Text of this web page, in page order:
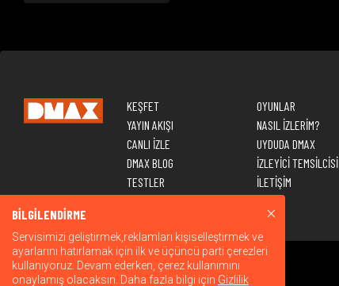
KEŞFET
YAYIN AKIŞI
CANLI İZLE
DMAX BLOG
TESTLER
OYUNLAR
NASIL İZLERİM?
UYDUDA DMAX
İZLEYİCİ TEMSİLCİSİ
İLETİŞİM
BİLGİLENDİRME
Servisimizi geliştirmek,reklamları kişiselleştirmek ve
ayarlarını hatırlamak için ilk ve üçüncü parti çerezleri
kullanıyoruz. Devam ederken, çerez kullanımını
onaylamış olacaksın. Daha fazla bilgi için Gizlilik